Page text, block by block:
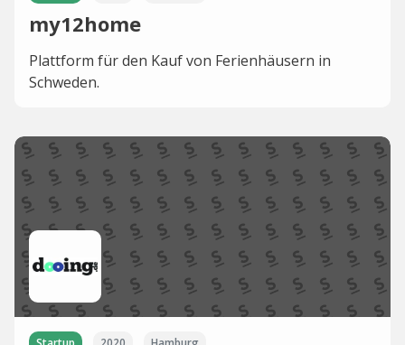
my12home
Plattform für den Kauf von Ferienhäusern in
Schweden.